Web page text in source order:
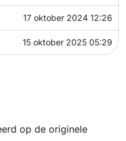
17 oktober 2024 12:26
15 oktober 2025 05:29
op de originele